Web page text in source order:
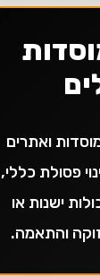
ואתרים
פסולת כללי,
ישנות או
והתאמה.